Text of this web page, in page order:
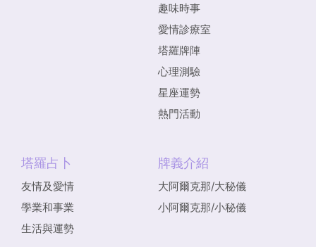
趣味時事
愛情診療室
塔羅牌陣
心理測驗
星座運勢
熱門活動
塔羅占卜
友情及愛情
學業和事業
生活與運勢
牌義介紹
大阿爾克那/大秘儀
小阿爾克那/小秘儀